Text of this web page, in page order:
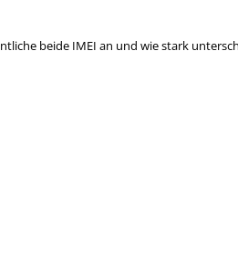
beide IMEI an und wie stark